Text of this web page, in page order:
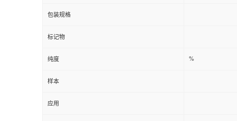
数量
包装规格
标记物
纯度
样本